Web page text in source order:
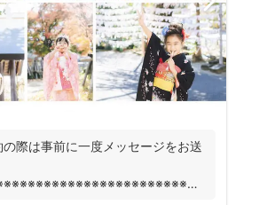
際は事前に一度メッセージをお送